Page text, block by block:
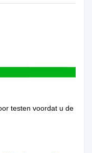
testen voordat u de